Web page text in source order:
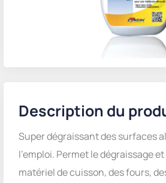
Description du
Super dégraissant des surfaces
l’emploi. Permet le dégraissage
matériel de cuisson, des fours,